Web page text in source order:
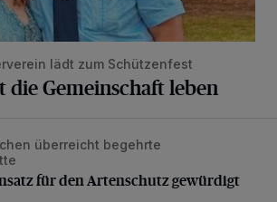
lädt zum Schützenfest
Gemeinschaft leben
für den Artenschutz gewürdigt
überreicht begehrte
für den Artenschutz gewürdigt